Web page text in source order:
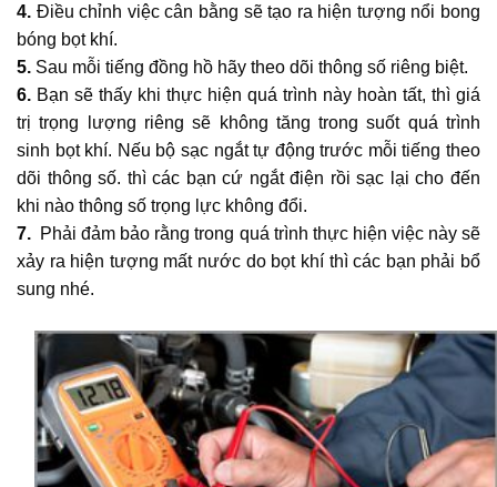
4. Điều chỉnh việc cân bằng sẽ tạo ra hiện tượng nổi bong
bóng bọt khí.
5. Sau mỗi tiếng đồng hồ hãy theo dõi thông số riêng biệt.
6. Bạn sẽ thấy khi thực hiện quá trình này hoàn tất, thì giá
trị trọng lượng riêng sẽ không tăng trong suốt quá trình
sinh bọt khí. Nếu bộ sạc ngắt tự động trước mỗi tiếng theo
dõi thông số. thì các bạn cứ ngắt điện rồi sạc lại cho đến
khi nào thông số trọng lực không đổi.
7. Phải đảm bảo rằng trong quá trình thực hiện việc này sẽ
xảy ra hiện tượng mất nước do bọt khí thì các bạn phải bổ
sung nhé.